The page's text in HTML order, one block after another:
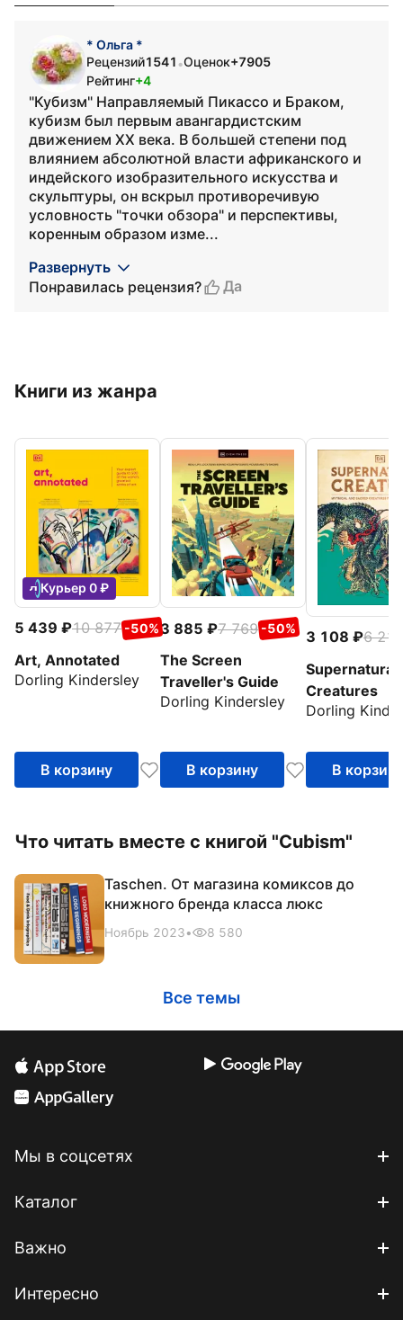
* Ольга *
Рецензий1541 •Оценок+7905
Рейтинг+4
"Кубизм" Направляемый Пикассо и Браком,
кубизм был первым авангардистским
движением XX века. В большей степени под
влиянием абсолютной власти африканского и
индейского изобразительного искусства и
скульптуры, он вскрыл противоречивую
условность "точки обзора" и перспективы,
коренным образом изме...
Развернуть
Понравилась рецензия?
Да
Книги из жанра
Курьер 0 ₽
5 439 10 877 -50%
Art, Annotated
Dorling Kindersley
В корзину
3 885 7 769 -50%
The Screen
Traveller's Guide
Dorling Kindersley
В корзину
3 108
6 215
Supernatural
Creatures
Dorling
В корзину
Что читать вместе с книгой "Cubism"
Taschen. От магазина комиксов до
книжного бренда класса люкс
Ноябрь 2023• 8 580
Все темы
Мы в соцсетях
Каталог
Важно
Интересно